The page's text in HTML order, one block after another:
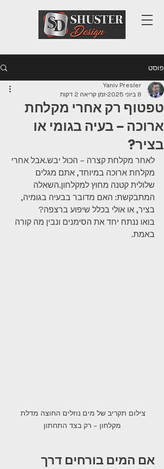
פוסט
טפטוף רק אחרי מקלחת
ארוכה – בעיה בגומי או
בציר?
Yaniv Presler
8 ביוני 2025
זמן קריאה 2 דקות
לאחר מקלחת קצרה – הכול יבש.אבל אחרי
מקלחת ארוכה במיוחד, אתם מגלים
שלולית קטנה מחוץ למקלחון.השאלה
המתבקשת: האם מדובר בבעיה בגומיה,
בציר, או אולי בכלל שיפוע ברצפה?
בואו ננתח יחד את הסימנים ונבין מה קורה
באמת.
צילום תקריב של מים נוזלים החוצה מדלת
מקלחון – רק בצד התחתון
אם המים בורחים דרך